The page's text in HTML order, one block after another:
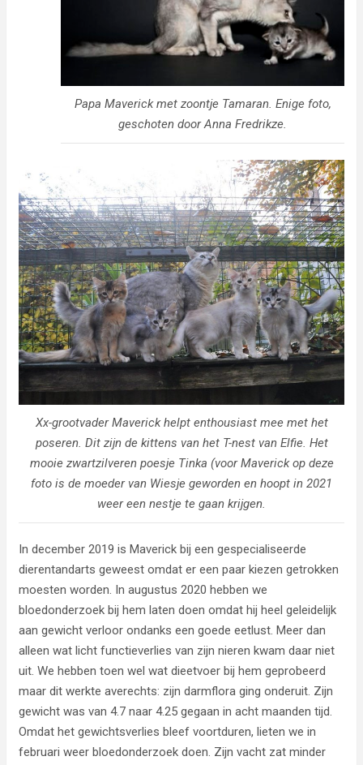
Papa Maverick met zoontje Tamaran. Enige foto,
geschoten door Anna Fredrikze.
Xx-grootvader Maverick helpt enthousiast mee met het
poseren. Dit zijn de kittens van het T-nest van Elfie. Het
mooie zwartzilveren poesje Tinka (voor Maverick op deze
foto is de moeder van Wiesje geworden en hoopt in 2021
weer een nestje te gaan krijgen.
In december 2019 is Maverick bij een gespecialiseerde
dierentandarts geweest omdat er een paar kiezen getrokken
moesten worden. In augustus 2020 hebben we
bloedonderzoek bij hem laten doen omdat hij heel geleidelijk
aan gewicht verloor ondanks een goede eetlust. Meer dan
alleen wat licht functieverlies van zijn nieren kwam daar niet
uit. We hebben toen wel wat dieetvoer bij hem geprobeerd
maar dit werkte averechts: zijn darmflora ging onderuit. Zijn
gewicht was van 4.7 naar 4.25 gegaan in acht maanden tijd.
Omdat het gewichtsverlies bleef voortduren, lieten we in
februari weer bloedonderzoek doen. Zijn vacht zat minder